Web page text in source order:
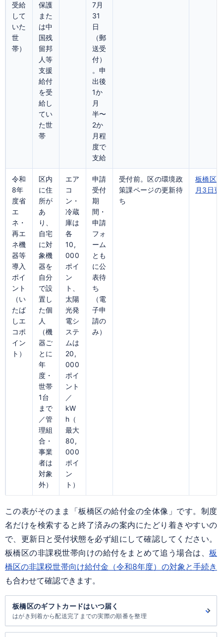
受給
して
いた
世
帯）
保護
また
は中
国残
留邦
人等
支援
給付
を受
給し
てい
た世
帯
7月
31
日
（郵
送受
付）
。申
出後
1か
月
半〜
2か
月程
度で
支給
令和
8年
度省
エ
ネ・
再エ
ネ機
器等
導入
ポイ
ント
（い
たば
しエ
コポ
イン
ト）
区内
に住
所が
あ
り、
自宅
に対
象機
器を
自分
で設
置し
た個
人
（機
器ご
とに
年
度・
世帯
1台
まで
／管
理組
合・
事業
者は
対象
外）
エア
コ
ン・
冷蔵
庫は
各
10,
000
ポイ
ン
ト、
太陽
光発
電シ
ステ
ムは
20,
000
ポイ
ント
／
kW
h（
最大
80,
000
ポイ
ン
ト）
申請
受付
期
間・
申請
フォ
ーム
とも
に公
表待
ち
（電
子申
請の
み）
受付前。区の環境政
策課ページの更新待
ち
板橋区
月3日
この表がそのまま「板橋区の給付金の全体像」です。制度
名だけを検索すると終了済みの案内にたどり着きやすいの
で、更新日と受付状態を必ず組にして確認してください。
板橋区の非課税世帯向けの給付をまとめて追う場合は、 板
橋区の非課税世帯向け給付金（令和8年度）の対象と手続き
も合わせて確認できます。
板橋区のギフトカードはいつ届く
はがき到着から配送完了までの実際の順番を整理